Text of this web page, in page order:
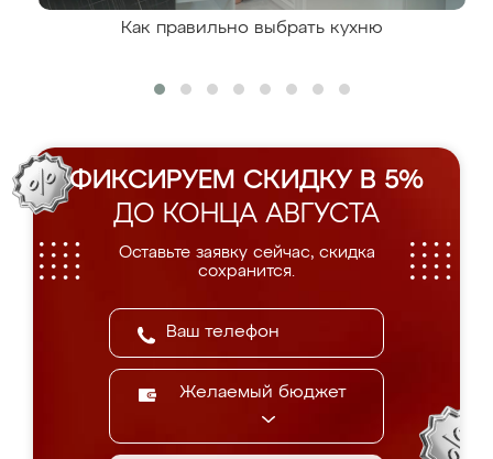
Как правильно выбрать кухню
ФИКСИРУЕМ СКИДКУ В 5%
ДО КОНЦА АВГУСТА
Оставьте заявку сейчас, скидка
сохранится.
Желаемый бюджет